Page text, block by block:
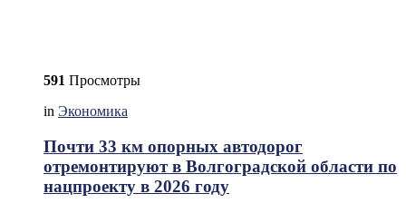
591 Просмотры
in Экономика
Почти 33 км опорных автодорог
отремонтируют в Волгоградской области по
нацпроекту в 2026 году